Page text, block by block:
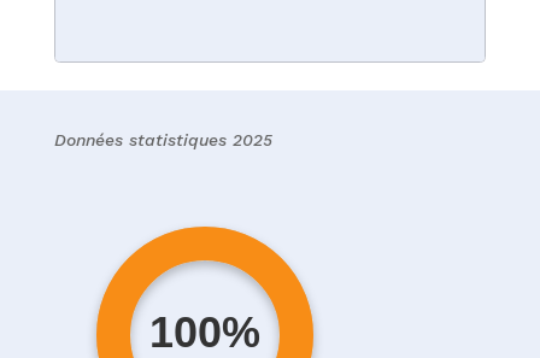
Données statistiques 2025
100%